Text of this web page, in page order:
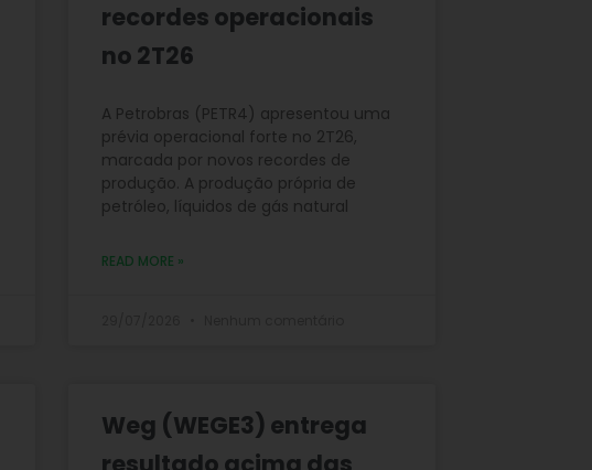
recordes operacionais
no 2T26
A Petrobras (PETR4) apresentou uma
prévia operacional forte no 2T26,
marcada por novos recordes de
produção. A produção própria de
petróleo, líquidos de gás natural
READ MORE »
Weg (WEGE3) entrega